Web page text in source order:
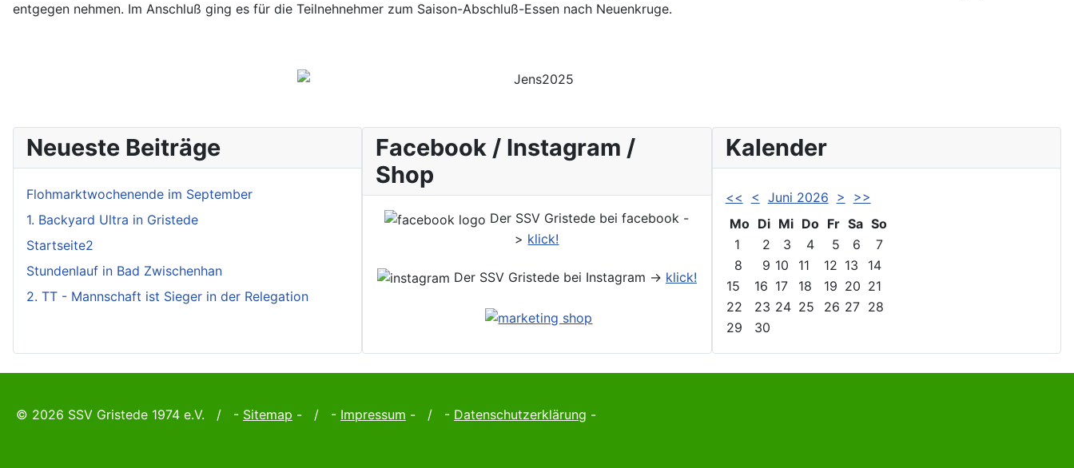
entgegen nehmen. Im Anschluß ging es für die Teilnehnehmer zum Saison-Abschluß-Essen nach Neuenkruge.
Neueste Beiträge
Flohmarktwochenende im September
1. Backyard Ultra in Gristede
Startseite2
Stundenlauf in Bad Zwischenhan
2. TT - Mannschaft ist Sieger in der Relegation
Facebook / Instagram /
Shop
Der SSV Gristede bei facebook -
> klick!
Der SSV Gristede bei Instagram -> klick!
Kalender
<< < Juni 2026 >
>>
Mo Di Mi Do Fr Sa So
1
2 3 4 5 6
7
8
9 10 11 12 13
14
15
16 17 18 19 20 21
22
23 24 25 26 27 28
29
30
© 2026 SSV Gristede 1974 e.V. / - Sitemap - / - Impressum - / - Datenschutzerklärung -